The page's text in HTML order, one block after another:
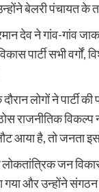
बेलरी पंचायत के
देव ने गांव-गांव
पार्टी सभी
लोगों ने पार्टी
राजनीतिक विकल्प
आया है, तो जनता
लोकतांत्रिक जन
गया और उन्होंने